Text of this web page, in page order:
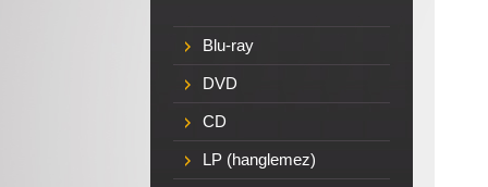
Blu-ray
DVD
CD
LP (hanglemez)